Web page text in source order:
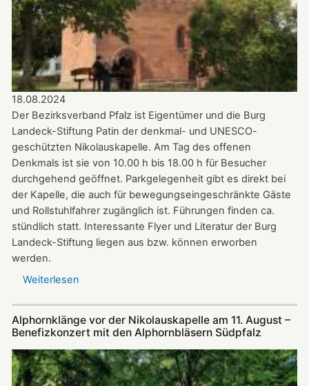
18.08.2024
Der Bezirksverband Pfalz ist Eigentümer und die Burg
Landeck-Stiftung Patin der denkmal- und UNESCO-
geschützten Nikolauskapelle. Am Tag des offenen
Denkmals ist sie von 10.00 h bis 18.00 h für Besucher
durchgehend geöffnet. Parkgelegenheit gibt es direkt bei
der Kapelle, die auch für bewegungseingeschränkte Gäste
und Rollstuhlfahrer zugänglich ist. Führungen finden ca.
stündlich statt. Interessante Flyer und Literatur der Burg
Landeck-Stiftung liegen aus bzw. können erworben
werden.
Weiterlesen
bei
Klingenmünster
ist
am
Alphornklänge vor der Nikolauskapelle am 11. August –
Benefizkonzert mit den Alphornbläsern Südpfalz